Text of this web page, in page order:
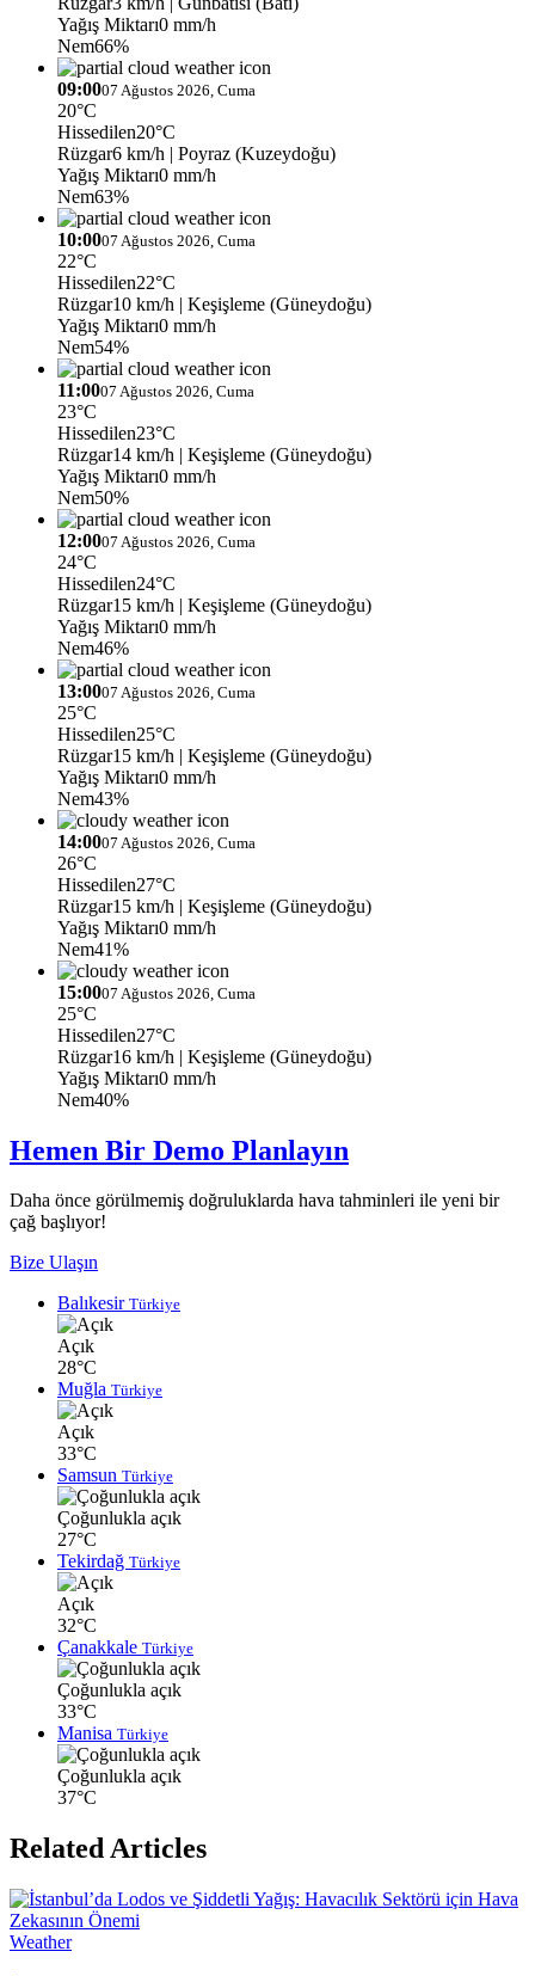
Yağış Miktarı0 mm/h
Nem66%
09:0007 Ağustos 2026, Cuma
20°C
Hissedilen20°C
Rüzgar6 km/h | Poyraz (Kuzeydoğu)
Yağış Miktarı0 mm/h
Nem63%
10:0007 Ağustos 2026, Cuma
22°C
Hissedilen22°C
Rüzgar10 km/h | Keşişleme (Güneydoğu)
Yağış Miktarı0 mm/h
Nem54%
11:0007 Ağustos 2026, Cuma
23°C
Hissedilen23°C
Rüzgar14 km/h | Keşişleme (Güneydoğu)
Yağış Miktarı0 mm/h
Nem50%
12:0007 Ağustos 2026, Cuma
24°C
Hissedilen24°C
Rüzgar15 km/h | Keşişleme (Güneydoğu)
Yağış Miktarı0 mm/h
Nem46%
13:0007 Ağustos 2026, Cuma
25°C
Hissedilen25°C
Rüzgar15 km/h | Keşişleme (Güneydoğu)
Yağış Miktarı0 mm/h
Nem43%
14:0007 Ağustos 2026, Cuma
26°C
Hissedilen27°C
Rüzgar15 km/h | Keşişleme (Güneydoğu)
Yağış Miktarı0 mm/h
Nem41%
15:0007 Ağustos 2026, Cuma
25°C
Hissedilen27°C
Rüzgar16 km/h | Keşişleme (Güneydoğu)
Yağış Miktarı0 mm/h
Nem40%
Hemen Bir Demo Planlayın
Daha önce görülmemiş doğruluklarda hava tahminleri ile yeni bir
çağ başlıyor!
Bize Ulaşın
Balıkesir Türkiye
Açık
28°C
Muğla Türkiye
Açık
33°C
Samsun Türkiye
Çoğunlukla açık
27°C
Tekirdağ Türkiye
Açık
32°C
Çanakkale Türkiye
Çoğunlukla açık
33°C
Manisa Türkiye
Çoğunlukla açık
37°C
Related Articles
Weather